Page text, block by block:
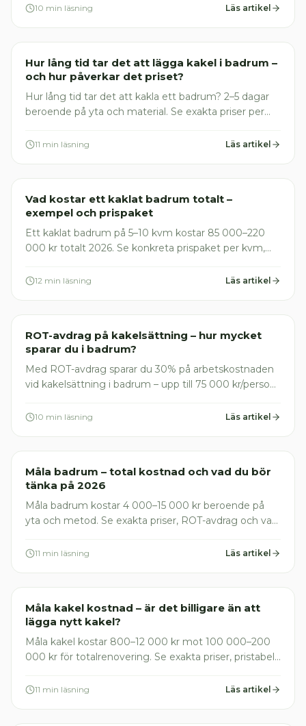
10 min läsning Läs artikel
Plattsättare
Hur lång tid tar det att lägga kakel i badrum –
och hur påverkar det priset?
Hur lång tid tar det att kakla ett badrum? 2–5 dagar
beroende på yta och material. Se exakta priser per
2026.
11 min läsning Läs artikel
Plattsättare
Vad kostar ett kaklat badrum totalt –
exempel och prispaket
Ett kaklat badrum på 5–10 kvm kostar 85 000–220
000 kr totalt 2026. Se konkreta prispaket per kvm,
avdrag.
12 min läsning Läs artikel
Plattsättare
ROT-avdrag på kakelsättning – hur mycket
sparar du i badrum?
Med ROT-avdrag sparar du 30% på arbetskostnaden
vid kakelsättning i badrum – upp till 75 000 kr/person.
10 min läsning Läs artikel
Plattsättare
Måla badrum – total kostnad och vad du bör
tänka på 2026
Måla badrum kostar 4 000–15 000 kr beroende på
yta och metod. Se exakta priser, ROT-avdrag och vad
11 min läsning Läs artikel
Plattsättare
Måla kakel kostnad – är det billigare än att
lägga nytt kakel?
Måla kakel kostar 800–12 000 kr mot 100 000–200
000 kr för totalrenovering. Se exakta priser, pristabell
11 min läsning Läs artikel